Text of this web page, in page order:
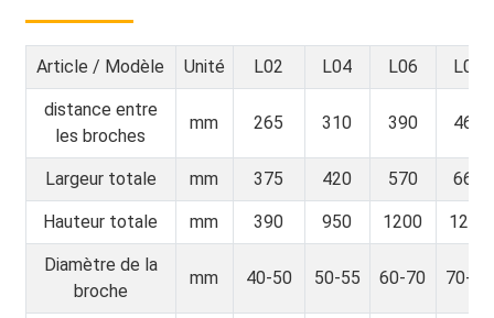
Article / Modèle Unité L02 L04 L06 L08
distance entre
les broches
mm 265 310 390 465
Largeur totale mm 375 420 570 665
Hauteur totale mm 390 950 1200 1250
Diamètre de la
broche
mm 40-50 50-55 60-70 70-80